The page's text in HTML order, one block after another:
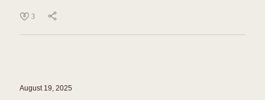
3
August 19, 2025